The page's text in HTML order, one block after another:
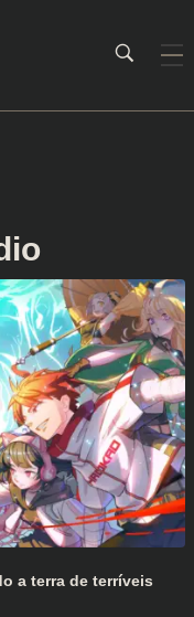
a terra de terríveis